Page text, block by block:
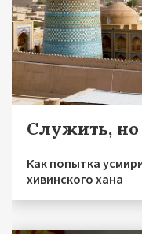
Служить, но
Как попытка
хивинского хана